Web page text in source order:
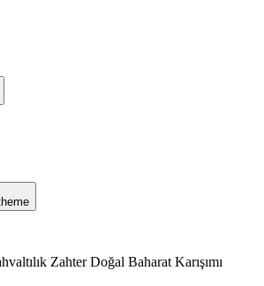
Zahter Doğal Baharat Karışımı